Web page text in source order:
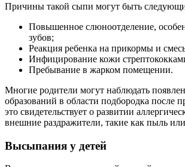
Причины такой сыпи могут быть
Повышенное слюноотделение,
зубов;
Реакция ребенка на прикормы и
Инфицирование кожи
Пребывание в жарком помещении.
Многие родители могут наблюдать
образований в области подбородка после
это свидетельствует о развитии
внешние раздражители, такие как пыль
Высыпания у детей